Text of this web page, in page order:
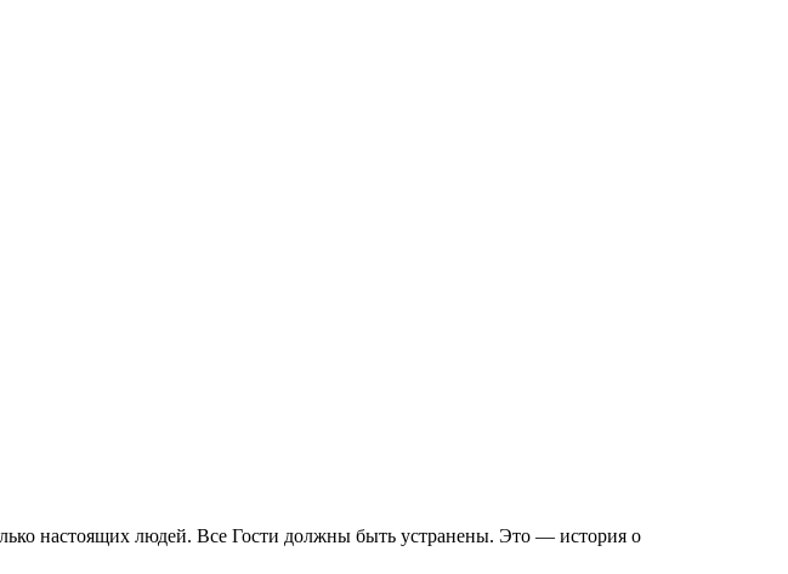
настоящих людей. Все Гости должны быть устранены. Это — история о